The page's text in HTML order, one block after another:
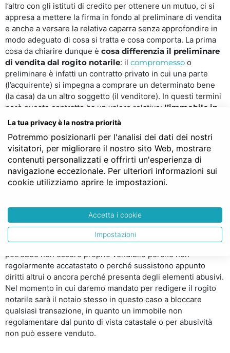
l’altro con gli istituti di credito per ottenere un mutuo, ci si
appresa a mettere la firma in fondo al preliminare di vendita
e anche a versare la relativa caparra senza approfondire in
modo adeguato di cosa si tratta e cosa comporta. La prima
cosa da chiarire dunque è cosa differenzia il preliminare
di vendita dal rogito notarile: il compromesso o
preliminare è infatti un contratto privato in cui una parte
(l’acquirente) si impegna a comprare un determinato bene
(la casa) da un altro soggetto (il venditore). In questi termini
però questo contratto ha un valore relativo: l’immobile in
questione resta infatti completamente nelle
disponibilità del venditore
qualche scherzo che non avevamo preventivato. Il caso più
grave è quello di un possibile fallimento del venditore
stesso (ad esempio se stiamo comprando una casa da un
costruttore): purtroppo in questa eventualità l’acquirente
potrà solo avere la speranza (e non la certezza) di
questo estremo, però, essendo l’immobile ancora nelle
disponibilità del venditore questi potrebbe decidere di
vendere ad altri, di cedere a terzi dei diritti sull’abitazione
(usufrutto o ipoteche ad esempio) oppure l’immobile stesso
potrebbe non essere proprio vendibile perché non
regolarmente accatastato o perché sussistono appunto
diritti altrui o ancora perché presenta degli elementi abusivi.
Nel momento in cui daremo mandato per redigere il rogito
notarile sarà il notaio stesso in questo caso a bloccare
qualsiasi transazione, in quanto un immobile non
regolamentare dal punto di vista catastale o per abusività
non può essere venduto.
La tua privacy è la nostra priorità
Potremmo posizionarli per l'analisi dei dati dei nostri
visitatori, per migliorare il nostro sito Web, mostrare
contenuti personalizzati e offrirti un'esperienza di
navigazione eccezionale. Per ulteriori informazioni sui
cookie utilizziamo aprire le impostazioni.
Accetta i cookie
Impostazioni